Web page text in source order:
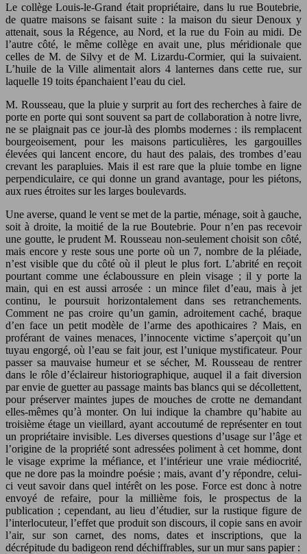
Le collège Louis-le-Grand était propriétaire, dans lu rue Boutebrie,
de quatre maisons se faisant suite : la maison du sieur Denoux y
attenait, sous la Régence, au Nord, et la rue du Foin au midi. De
l’autre côté, le même collège en avait une, plus méridionale que
celles de M. de Silvy et de M. Lizardu-Cormier, qui la suivaient.
L’huile de la Ville alimentait alors 4 lanternes dans cette rue, sur
laquelle 19 toits épanchaient l’eau du ciel.
M. Rousseau, que la pluie y surprit au fort des recherches à faire de
porte en porte qui sont souvent sa part de collaboration à notre livre,
ne se plaignait pas ce jour-là des plombs modernes : ils remplacent
bourgeoisement, pour les maisons particulières, les gargouilles
élevées qui lancent encore, du haut des palais, des trombes d’eau
crevant les parapluies. Mais il est rare que la pluie tombe en ligne
perpendiculaire, ce qui donne un grand avantage, pour les piétons,
aux rues étroites sur les larges boulevards.
Une averse, quand le vent se met de la partie, ménage, soit à gauche,
soit à droite, la moitié de la rue Boutebrie. Pour n’en pas recevoir
une goutte, le prudent M. Rousseau non-seulement choisit son côté,
mais encore y reste sous une porte où un 7, nombre de la pléiade,
n’est visible que du côté où il pleut le plus fort. L’abrité en reçoit
pourtant comme une éclaboussure en plein visage ; il y porte la
main, qui en est aussi arrosée : un mince filet d’eau, mais à jet
continu, le poursuit horizontalement dans ses retranchements.
Comment ne pas croire qu’un gamin, adroitement caché, braque
d’en face un petit modèle de l’arme des apothicaires ? Mais, en
proférant de vaines menaces, l’innocente victime s’aperçoit qu’un
tuyau engorgé, où l’eau se fait jour, est l’unique mystificateur. Pour
passer sa mauvaise humeur et se sécher, M. Rousseau de rentrer
dans le rôle d’éclaireur historiographique, auquel il a fait diversion
par envie de guetter au passage maints bas blancs qui se décollettent,
pour préserver maintes jupes de mouches de crotte ne demandant
elles-mêmes qu’à monter. On lui indique la chambre qu’habite au
troisième étage un vieillard, ayant accoutumé de représenter en tout
un propriétaire invisible. Les diverses questions d’usage sur l’âge et
l’origine de la propriété sont adressées poliment à cet homme, dont
le visage exprime la méfiance, et l’intérieur une vraie médiocrité,
que ne dore pas la moindre poésie ; mais, avant d’y répondre, celui-
ci veut savoir dans quel intérêt on les pose. Force est donc à notre
envoyé de refaire, pour la millième fois, le prospectus de la
publication ; cependant, au lieu d’étudier, sur la rustique figure de
l’interlocuteur, l’effet que produit son discours, il copie sans en avoir
l’air, sur son carnet, des noms, dates et inscriptions, que la
décrépitude du badigeon rend déchiffrables, sur un mur sans papier :